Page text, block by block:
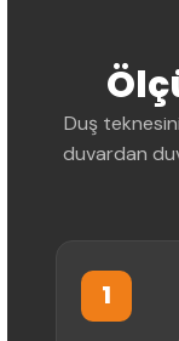
Duş
duvardan
1